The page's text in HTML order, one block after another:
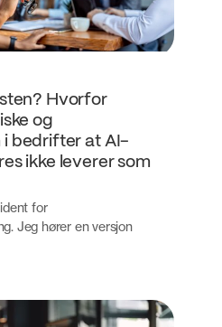
Hvorfor
og
i bedrifter at AI-
ikke leverer som
for
Jeg hører en versjon